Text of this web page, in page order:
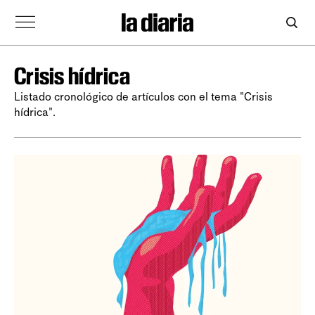
Crisis hídrica
Listado cronológico de artículos con el tema "Crisis
hídrica".